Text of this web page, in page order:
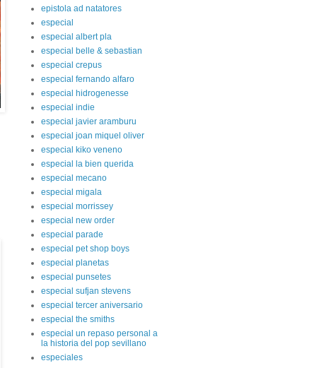
epistola ad natatores
especial
especial albert pla
especial belle & sebastian
especial crepus
especial fernando alfaro
especial hidrogenesse
especial indie
especial javier aramburu
especial joan miquel oliver
especial kiko veneno
especial la bien querida
especial mecano
especial migala
especial morrissey
especial new order
especial parade
especial pet shop boys
especial planetas
especial punsetes
especial sufjan stevens
especial tercer aniversario
especial the smiths
especial un repaso personal a
la historia del pop sevillano
especiales